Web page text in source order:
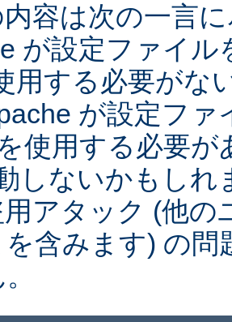
容は次の一言
が設定ファイ
用する必要がな
が設定フ
使用する必要が
しないかもしれ
アタック (他の
含みます) の問